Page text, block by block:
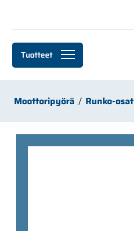
Tuotteet
Moottoripyörä Runko-osat
Ohita kuvat